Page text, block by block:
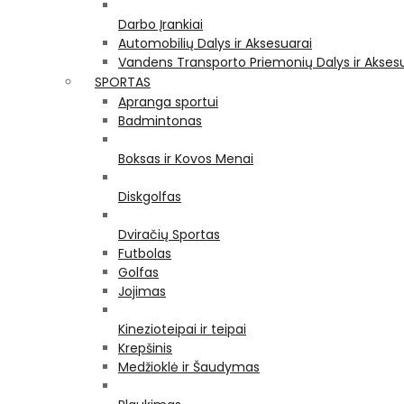
Darbo Įrankiai
Automobilių Dalys ir Aksesuarai
Vandens Transporto Priemonių Dalys ir
SPORTAS
Apranga sportui
Badmintonas
Boksas ir Kovos Menai
Diskgolfas
Dviračių Sportas
Futbolas
Golfas
Jojimas
Kinezioteipai ir teipai
Krepšinis
Medžioklė ir Šaudymas